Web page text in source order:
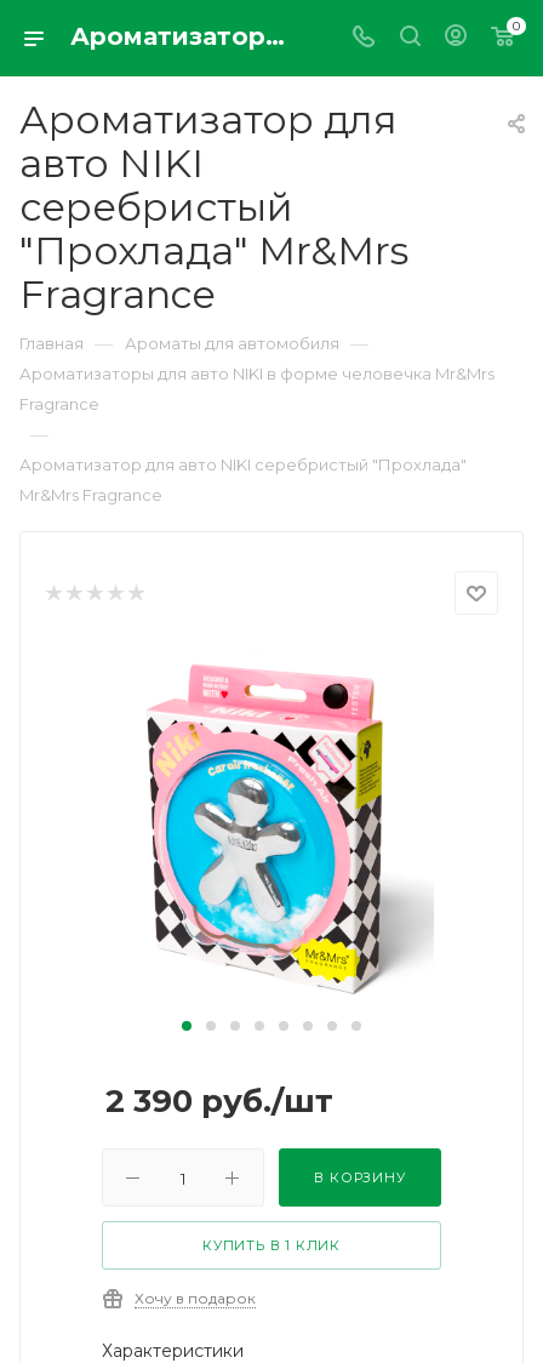
Ароматизатор для авто NIKI серебристый "Прохлада" Mr&Mrs Fragrance 0
Ароматизатор для
авто NIKI
серебристый
"Прохлада" Mr&Mrs
Fragrance
Главная — Ароматы для автомобиля —
Ароматизаторы для авто NIKI в форме человечка Mr&Mrs
Fragrance
—
Ароматизатор для авто NIKI серебристый "Прохлада"
Mr&Mrs Fragrance
2 390 руб./шт
В КОРЗИНУ
КУПИТЬ В 1 КЛИК
Хочу в подарок
Характеристики